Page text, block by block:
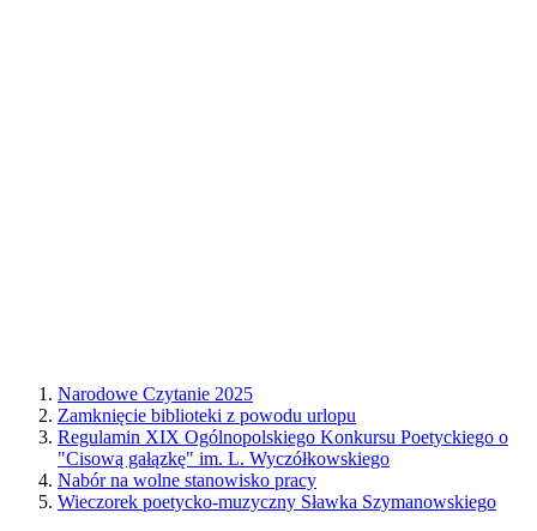
Narodowe Czytanie 2025
Zamknięcie biblioteki z powodu urlopu
Regulamin XIX Ogólnopolskiego Konkursu Poetyckiego o
"Cisową gałązkę" im. L. Wyczółkowskiego
Nabór na wolne stanowisko pracy
Wieczorek poetycko-muzyczny Sławka Szymanowskiego